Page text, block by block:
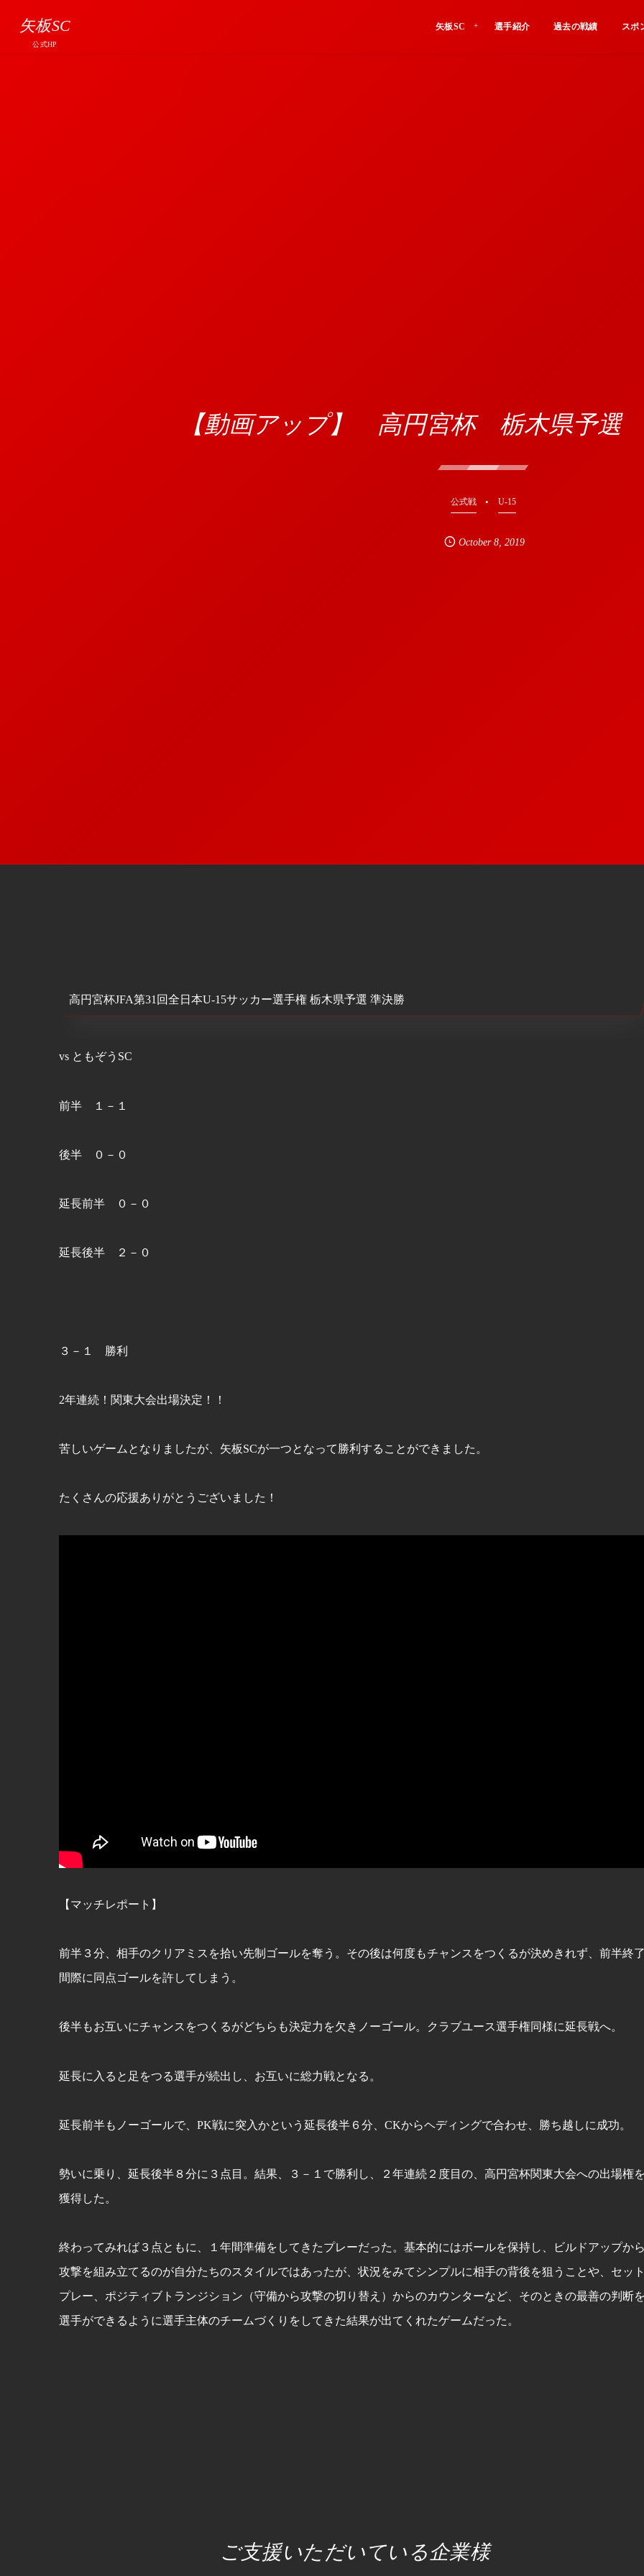
矢板SC
公式HP
矢板SC 選手紹介 過去の戦績 スポ
【動画アップ】 高円宮杯 栃木県予
公式戦 U-15
October 8, 2019
高円宮杯JFA第31回全日本U-15サッカー選手権 栃木県予選 準決勝
vs ともぞうSC
前半 １－１
後半 ０－０
延長前半 ０－０
延長後半 ２－０
３－１ 勝利
2年連続！関東大会出場決定！！
苦しいゲームとなりましたが、矢板SCが一つとなって勝利することができました。
たくさんの応援ありがとうございました！
【マッチレポート】
前半３分、相手のクリアミスを拾い先制ゴールを奪う。その後は何度もチャンスをつくるが決めきれず、前半終
間際に同点ゴールを許してしまう。
後半もお互いにチャンスをつくるがどちらも決定力を欠きノーゴール。クラブユース選手権同様に延長戦へ。
延長に入ると足をつる選手が続出し、お互いに総力戦となる。
延長前半もノーゴールで、PK戦に突入かという延長後半６分、CKからヘディングで合わせ、勝ち越しに成功。
勢いに乗り、延長後半８分に３点目。結果、３－１で勝利し、２年連続２度目の、高円宮杯関東大会への出場権
獲得した。
終わってみれば３点ともに、１年間準備をしてきたプレーだった。基本的にはボールを保持し、ビルドアップか
攻撃を組み立てるのが自分たちのスタイルではあったが、状況をみてシンプルに相手の背後を狙うことや、セッ
プレー、ポジティブトランジション（守備から攻撃の切り替え）からのカウンターなど、そのときの最善の判断
選手ができるように選手主体のチームづくりをしてきた結果が出てくれたゲームだった。
ご支援いただいている企業様